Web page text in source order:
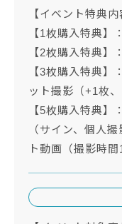
【イベント特典内
【1枚購入特典】
【2枚購入特典】
【3枚購入特典】
ット撮影（+1枚、
【5枚購入特典】
（サイン、個人
ト動画（撮影時